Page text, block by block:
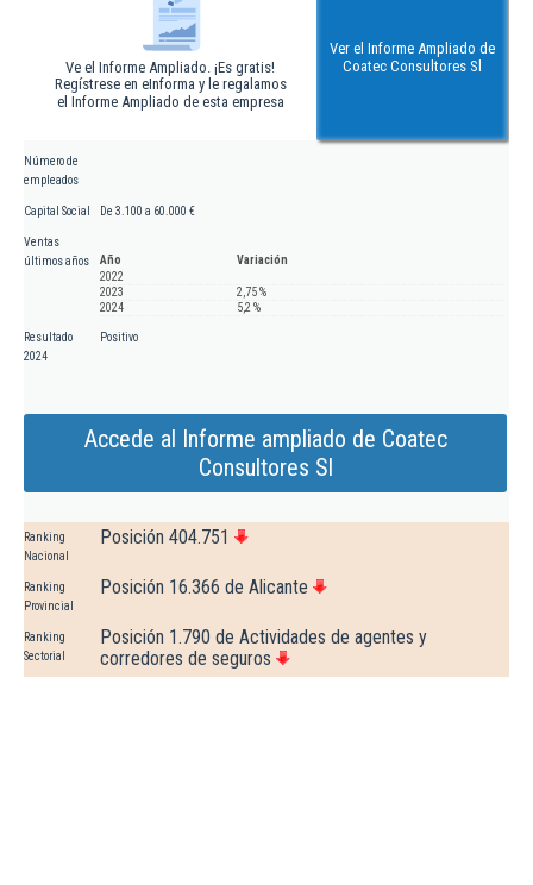
Ve el Informe Ampliado. ¡Es gratis!
Regístrese en eInforma y le regalamos
el Informe Ampliado de esta empresa
Ver el Informe Ampliado de
Coatec Consultores Sl
Número de
empleados
Capital Social De 3.100 a 60.000 €
Ventas
últimos años
Año
Variación
2022
2023
2,75 %
2024
5,2 %
Resultado
2024
Positivo
Accede al Informe ampliado de Coatec
Consultores Sl
Ranking
Nacional
Posición 404.751
Ranking
Provincial
Posición 16.366 de Alicante
Ranking
Sectorial
Posición 1.790 de Actividades de agentes y
corredores de seguros